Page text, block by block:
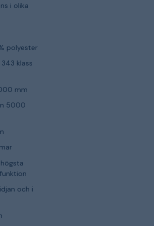
i olika
polyester
klass
mm
5000
och i